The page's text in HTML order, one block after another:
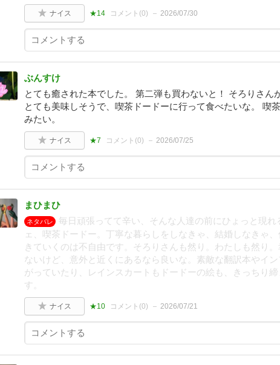
ナイス ★14 コメント(0) 2026/07/30
ぶんすけ
とても癒された本でした。 第二弾も買わないと！ そろりさん
とても美味しそうで、喫茶ドードーに行って食べたいな。 喫
みたい。
ナイス ★7 コメント(0) 2026/07/25
まひまひ
ネタバレ
毎日頑張ってて辛い、そんな人達の前にひょっと現れ
ェ、喫茶ドードー。丁寧な暮らしをしなきゃ、結婚しなきゃ、
きていくのは不自由です。そろりさんも然り。わたしも然り
ないけど、意外と近くにあるなら良いな。素敵な翻訳本やイ
がっていたり、レインスカートもドードーの絵も、きっちり
す。
ナイス ★10 コメント(0) 2026/07/21